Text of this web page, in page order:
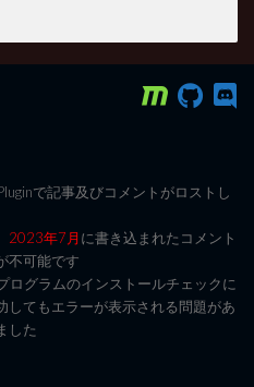
で記事及びコメントがロストし
2023年7月に書き込まれたコメント
不可能です
グラムのインストールチェックに
してもエラーが表示される問題があ
した